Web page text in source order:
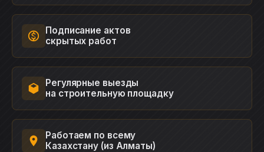
Подписание актов
скрытых работ
Регулярные выезды
на строительную площадку
Работаем по всему
Казахстану (из Алматы)